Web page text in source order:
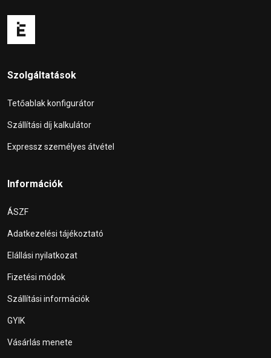
Szolgáltatások
Tetőablak konfigurátor
Szállítási díj kalkulátor
Expressz személyes átvétel
Információk
ÁSZF
Adatkezelési tájékoztató
Elállási nyilatkozat
Fizetési módok
Szállítási információk
GYIK
Vásárlás menete